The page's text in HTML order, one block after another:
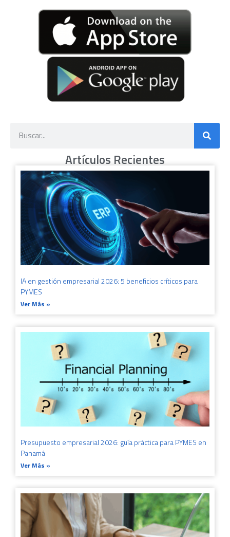
Artículos Recientes
IA en gestión empresarial 2026: 5 beneficios críticos para
PYMES
Ver Más »
Presupuesto empresarial 2026: guía práctica para PYMES en
Panamá
Ver Más »